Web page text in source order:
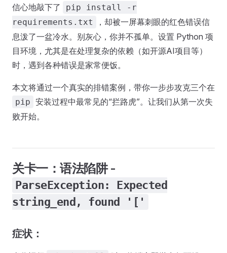
信心地敲下了
pip install -r
requirements.txt
，却被一屏幕刺眼的红色错误信
息泼了一盆冷水。别灰心，你并不孤单。设置 Python 项
目环境，尤其是在处理复杂的依赖（如开源AI项目等）
时，遇到各种错误是家常便饭。
本文将通过一个真实的排错案例，带你一步步攻克三个在
pip 安装过程中最常见的“拦路虎”。让我们从第一次失
败开始。
关卡一：语法陷阱 -
ParseException: Expected
string_end, found '['
症状：